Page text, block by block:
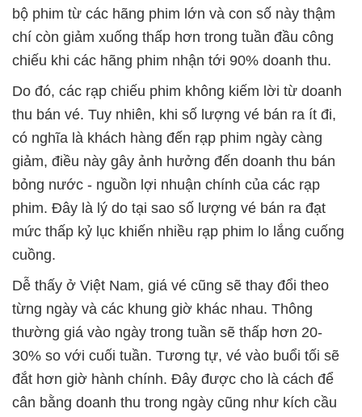
bộ phim từ các hãng phim lớn và con số này thậm
chí còn giảm xuống thấp hơn trong tuần đầu công
chiếu khi các hãng phim nhận tới 90% doanh thu.
Do đó, các rạp chiếu phim không kiếm lời từ doanh
thu bán vé. Tuy nhiên, khi số lượng vé bán ra ít đi,
có nghĩa là khách hàng đến rạp phim ngày càng
giảm, điều này gây ảnh hưởng đến doanh thu bán
bỏng nước - nguồn lợi nhuận chính của các rạp
phim. Đây là lý do tại sao số lượng vé bán ra đạt
mức thấp kỷ lục khiến nhiều rạp phim lo lắng cuống
cuồng.
Dễ thấy ở Việt Nam, giá vé cũng sẽ thay đổi theo
từng ngày và các khung giờ khác nhau. Thông
thường giá vào ngày trong tuần sẽ thấp hơn 20-
30% so với cuối tuần. Tương tự, vé vào buổi tối sẽ
đắt hơn giờ hành chính. Đây được cho là cách để
cân bằng doanh thu trong ngày cũng như kích cầu